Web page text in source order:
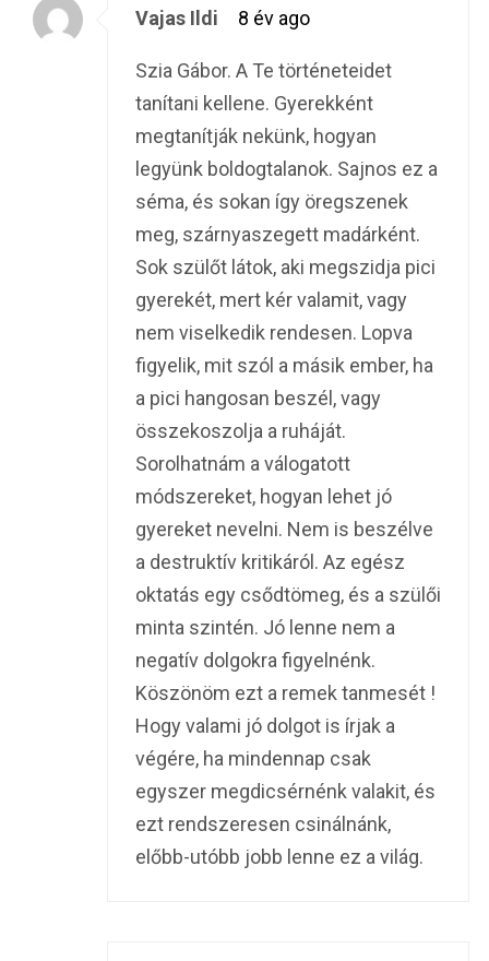
Vajas Ildi 8 év ago
Szia Gábor. A Te történeteidet
tanítani kellene. Gyerekként
megtanítják nekünk, hogyan
legyünk boldogtalanok. Sajnos ez a
séma, és sokan így öregszenek
meg, szárnyaszegett madárként.
Sok szülőt látok, aki megszidja pici
gyerekét, mert kér valamit, vagy
nem viselkedik rendesen. Lopva
figyelik, mit szól a másik ember, ha
a pici hangosan beszél, vagy
összekoszolja a ruháját.
Sorolhatnám a válogatott
módszereket, hogyan lehet jó
gyereket nevelni. Nem is beszélve
a destruktív kritikáról. Az egész
oktatás egy csődtömeg, és a szülői
minta szintén. Jó lenne nem a
negatív dolgokra figyelnénk.
Köszönöm ezt a remek tanmesét !
Hogy valami jó dolgot is írjak a
végére, ha mindennap csak
egyszer megdicsérnénk valakit, és
ezt rendszeresen csinálnánk,
előbb-utóbb jobb lenne ez a világ.